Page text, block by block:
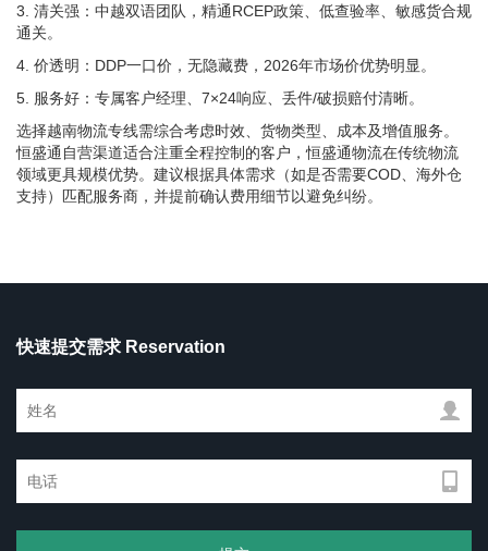
3. 清关强：中越双语团队，精通RCEP政策、低查验率、敏感货合规
通关。
4. 价透明：DDP一口价，无隐藏费，2026年市场价优势明显。
5. 服务好：专属客户经理、7×24响应、丢件/破损赔付清晰。
选择越南物流专线需综合考虑时效、货物类型、成本及增值服务。
恒盛通自营渠道适合注重全程控制的客户，恒盛通物流在传统物流
领域更具规模优势。建议根据具体需求（如是否需要COD、海外仓
支持）匹配服务商，并提前确认费用细节以避免纠纷。
快速提交需求 Reservation